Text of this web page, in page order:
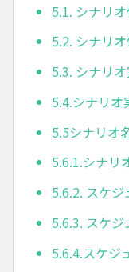
5.1. シナリ
5.2. シナリ
5.3. シナリ
5.4.シナリオ
5.5シナリオ
5.6.1.シナリ
5.6.2. スケ
5.6.3. スケ
5.6.4.スケジ